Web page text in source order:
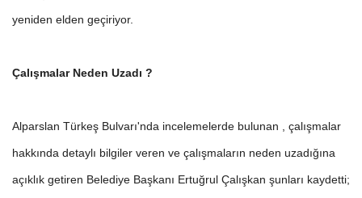
yeniden elden geçiriyor.
Çalışmalar Neden Uzadı ?
Alparslan Türkeş Bulvarı'nda incelemelerde bulunan , çalışmalar
hakkında detaylı bilgiler veren ve çalışmaların neden uzadığına
açıklık getiren Belediye Başkanı Ertuğrul Çalışkan şunları kaydetti;